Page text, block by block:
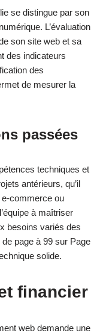
se distingue par son
L’évaluation
son site web et sa
des indicateurs
des
de mesurer la
passées
techniques et
antérieurs, qu’il
e-commerce ou
à maîtriser
besoins variés des
page à 99 sur Page
solide.
financier
web demande une